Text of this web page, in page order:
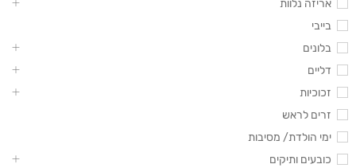
אריזה נלוות
בייבי
בלונים
דליים
זכוכיות
זרים לראש
ימי הולדת/ מסיבות
כובעים ותיקים